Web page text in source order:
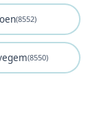
(8552)
(8550)